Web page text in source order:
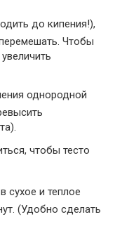
до кипения!),
Чтобы
однородной
чтобы тесто
сухое и теплое
(Удобно сделать